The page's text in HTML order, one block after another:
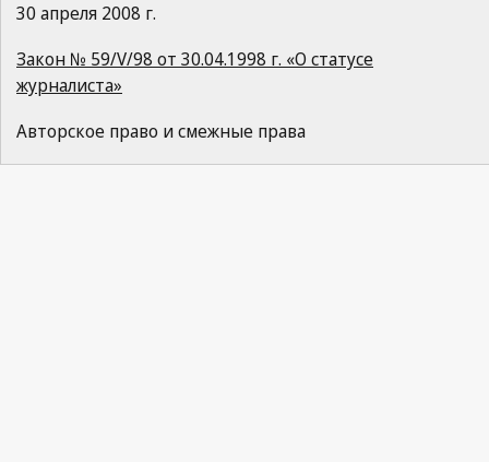
30 апреля 2008 г.
Закон № 59/V/98 от 30.04.1998 г. «О статусе
журналиста»
Авторское право и смежные права